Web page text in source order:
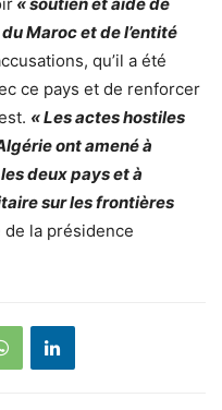
Maroc et de l’entité
qu’il a été
ce pays et de renforcer
« Les actes hostiles
ont amené à
deux pays et à
sur les frontières
de la présidence